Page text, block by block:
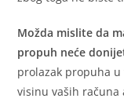
Možda mislite da
propuh neće
prolazak propuha
visinu vaših računa